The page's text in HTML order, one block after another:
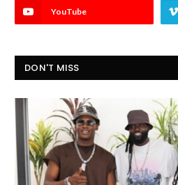
YouTube
DON'T MISS